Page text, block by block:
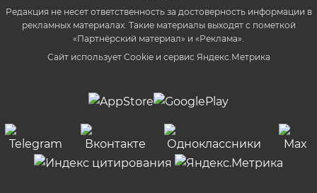
Редакция не несет ответственность за достоверность информации в
рекламных материалах. Такие материалы выходят с пометкой
«Партнёрский материал» и «Реклама».
Сайт использует Cookie и сервиc Яндекс.Метрика